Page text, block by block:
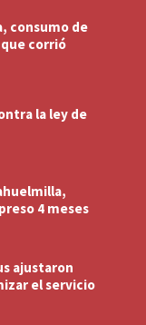
consumo de
corrió
la ley de
4 meses
ajustaron
el servicio